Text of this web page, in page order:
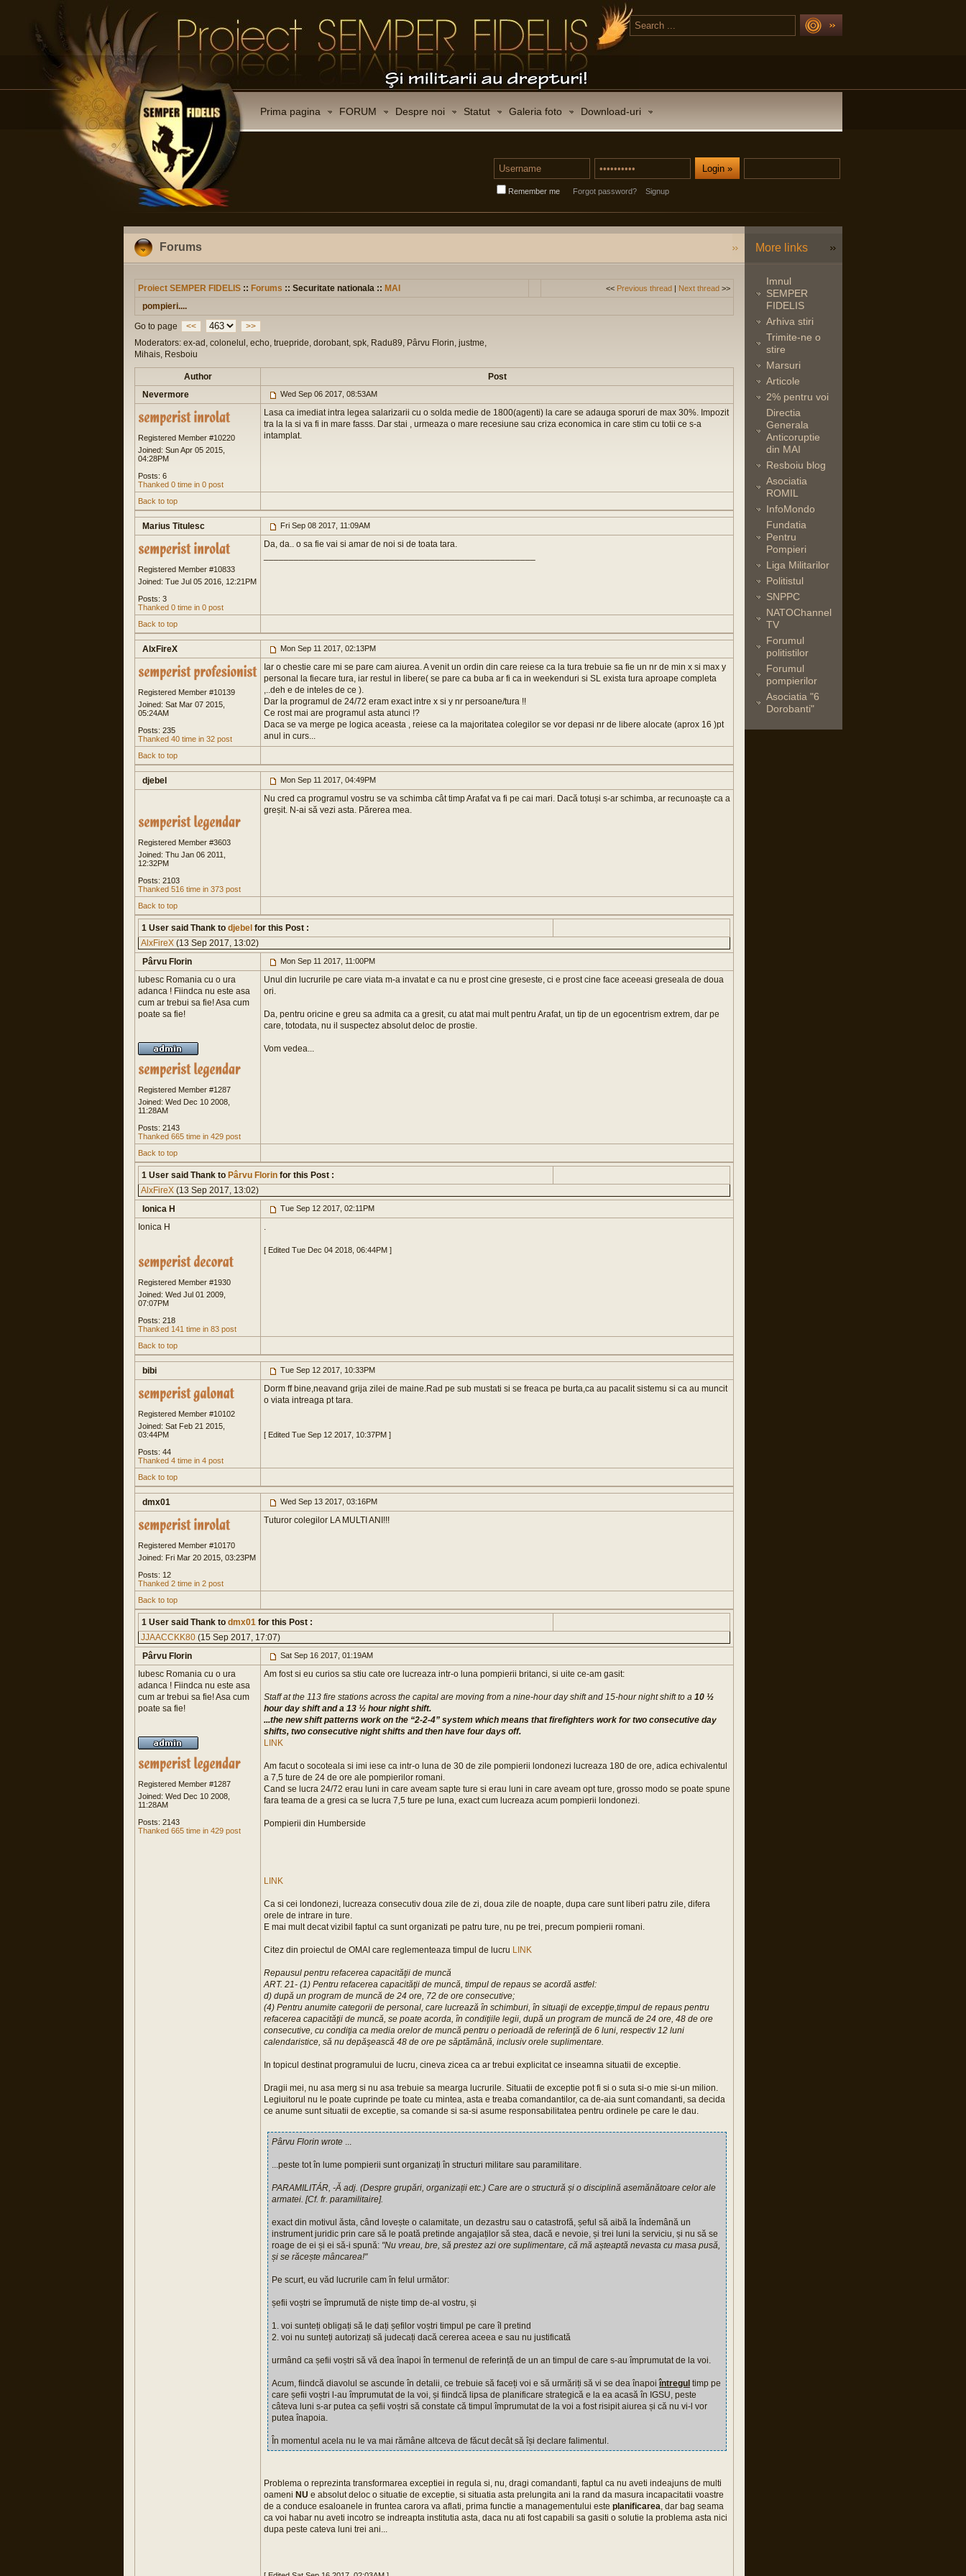
Prima pagina FORUM Despre noi Statut Galeria foto Download-uri
Remember me Forgot password? Signup
Forums
Proiect SEMPER FIDELIS :: Forums :: Securitate nationala :: MAI << Previous thread | Next thread >>
pompieri....
Go to page
<<
>>
Moderators: ex-ad, colonelul, echo, truepride, dorobant, spk, Radu89, Pârvu Florin, justme,
Mihais, Resboiu
Author
Post
Nevermore
Wed Sep 06 2017, 08:53AM
Registered Member #10220
Joined: Sun Apr 05 2015,
04:28PM
Posts: 6
Thanked 0 time in 0 post
Lasa ca imediat intra legea salarizarii cu o solda medie de 1800(agenti) la care se adauga sporuri de max 30%. Impozit
tra la la si va fi in mare fasss. Dar stai , urmeaza o mare recesiune sau criza economica in care stim cu totii ce s-a
intamplat.
Back to top
Marius Titulesc Fri Sep 08 2017, 11:09AM
Registered Member #10833
Joined: Tue Jul 05 2016, 12:21PM
Posts: 3
Thanked 0 time in 0 post
Da, da.. o sa fie vai si amar de noi si de toata tara.
Back to top
AlxFireX Mon Sep 11 2017, 02:13PM
Registered Member #10139
Joined: Sat Mar 07 2015,
05:24AM
Posts: 235
Thanked 40 time in 32 post
Iar o chestie care mi se pare cam aiurea. A venit un ordin din care reiese ca la tura trebuie sa fie un nr de min x si max y
personal la fiecare tura, iar restul in libere( se pare ca buba ar fi ca in weekenduri si SL exista tura aproape completa
,..deh e de inteles de ce ).
Dar la programul de 24/72 eram exact intre x si y nr persoane/tura !!
Ce rost mai are programul asta atunci !?
Daca se va merge pe logica aceasta , reiese ca la majoritatea colegilor se vor depasi nr de libere alocate (aprox 16 )pt
anul in curs...
Back to top
djebel Mon Sep 11 2017, 04:49PM
Registered Member #3603
Joined: Thu Jan 06 2011,
12:32PM
Posts: 2103
Thanked 516 time in 373 post
Nu cred ca programul vostru se va schimba cât timp Arafat va fi pe cai mari. Dacă totuși s-ar schimba, ar recunoaște ca a
greșit. N-ai să vezi asta. Părerea mea.
Back to top
1 User said Thank to djebel for this Post :
AlxFireX (13 Sep 2017, 13:02)
Pârvu Florin
Mon Sep 11 2017, 11:00PM
Iubesc Romania cu o ura
adanca ! Fiindca nu este asa
cum ar trebui sa fie! Asa cum
poate sa fie!
Registered Member #1287
Joined: Wed Dec 10 2008,
11:28AM
Posts: 2143
Thanked 665 time in 429 post
Unul din lucrurile pe care viata m-a invatat e ca nu e prost cine greseste, ci e prost cine face aceeasi greseala de doua
ori.
Da, pentru oricine e greu sa admita ca a gresit, cu atat mai mult pentru Arafat, un tip de un egocentrism extrem, dar pe
care, totodata, nu il suspectez absolut deloc de prostie.
Vom vedea...
Back to top
1 User said Thank to Pârvu Florin for this Post :
AlxFireX (13 Sep 2017, 13:02)
Ionica H
Tue Sep 12 2017, 02:11PM
Ionica H
Registered Member #1930
Joined: Wed Jul 01 2009,
07:07PM
Posts: 218
Thanked 141 time in 83 post
.
[ Edited Tue Dec 04 2018, 06:44PM ]
Back to top
bibi Tue Sep 12 2017, 10:33PM
Registered Member #10102
Joined: Sat Feb 21 2015,
03:44PM
Posts: 44
Thanked 4 time in 4 post
Dorm ff bine,neavand grija zilei de maine.Rad pe sub mustati si se freaca pe burta,ca au pacalit sistemu si ca au muncit
o viata intreaga pt tara.
[ Edited Tue Sep 12 2017, 10:37PM ]
Back to top
dmx01 Wed Sep 13 2017, 03:16PM
Registered Member #10170
Joined: Fri Mar 20 2015, 03:23PM
Posts: 12
Thanked 2 time in 2 post
Tuturor colegilor LA MULTI ANI!!!
Back to top
1 User said Thank to dmx01 for this Post :
JJAACCKK80 (15 Sep 2017, 17:07)
Pârvu Florin
Sat Sep 16 2017, 01:19AM
Iubesc Romania cu o ura
adanca ! Fiindca nu este asa
cum ar trebui sa fie! Asa cum
poate sa fie!
Registered Member #1287
Joined: Wed Dec 10 2008,
11:28AM
Posts: 2143
Thanked 665 time in 429 post
Am fost si eu curios sa stiu cate ore lucreaza intr-o luna pompierii britanci, si uite ce-am gasit:
Staff at the 113 fire stations across the capital are moving from a nine-hour day shift and 15-hour night shift to a 10 ½
hour day shift and a 13 ½ hour night shift.
...the new shift patterns work on the “2-2-4” system which means that firefighters work for two consecutive day
shifts, two consecutive night shifts and then have four days off.
LINK
Am facut o socoteala si imi iese ca intr-o luna de 30 de zile pompierii londonezi lucreaza 180 de ore, adica echivalentul
a 7,5 ture de 24 de ore ale pompierilor romani.
Cand se lucra 24/72 erau luni in care aveam sapte ture si erau luni in care aveam opt ture, grosso modo se poate spune
fara teama de a gresi ca se lucra 7,5 ture pe luna, exact cum lucreaza acum pompierii londonezi.
Pompierii din Humberside
LINK
Ca si cei londonezi, lucreaza consecutiv doua zile de zi, doua zile de noapte, dupa care sunt liberi patru zile, difera
orele de intrare in ture.
E mai mult decat vizibil faptul ca sunt organizati pe patru ture, nu pe trei, precum pompierii romani.
Citez din proiectul de OMAI care reglementeaza timpul de lucru LINK
Repausul pentru refacerea capacităţii de muncă
ART. 21- (1) Pentru refacerea capacităţii de muncă, timpul de repaus se acordă astfel:
d) după un program de muncă de 24 ore, 72 de ore consecutive;
(4) Pentru anumite categorii de personal, care lucrează în schimburi, în situaţii de excepţie,timpul de repaus pentru
refacerea capacităţii de muncă, se poate acorda, în condiţiile legii, după un program de muncă de 24 ore, 48 de ore
consecutive, cu condiţia ca media orelor de muncă pentru o perioadă de referinţă de 6 luni, respectiv 12 luni
calendaristice, să nu depăşească 48 de ore pe săptămână, inclusiv orele suplimentare.
In topicul destinat programului de lucru, cineva zicea ca ar trebui explicitat ce inseamna situatii de exceptie.
Dragii mei, nu asa merg si nu asa trebuie sa mearga lucrurile. Situatii de exceptie pot fi si o suta si-o mie si-un milion.
Legiuitorul nu le poate cuprinde pe toate cu mintea, asta e treaba comandantilor, ca de-aia sunt comandanti, sa decida
ce anume sunt situatii de exceptie, sa comande si sa-si asume responsabilitatea pentru ordinele pe care le dau.
Pârvu Florin wrote ...
...peste tot în lume pompierii sunt organizați în structuri militare sau paramilitare.
PARAMILITÁR, -Ă adj. (Despre grupări, organizații etc.) Care are o structură și o disciplină asemănătoare celor ale
armatei. [Cf. fr. paramilitaire].
exact din motivul ăsta, când lovește o calamitate, un dezastru sau o catastrofă, șeful să aibă la îndemână un
instrument juridic prin care să le poată pretinde angajaților să stea, dacă e nevoie, și trei luni la serviciu, și nu să se
roage de ei și ei să-i spună: "Nu vreau, bre, să prestez azi ore suplimentare, că mă așteaptă nevasta cu masa pusă,
și se răcește mâncarea!"
Pe scurt, eu văd lucrurile cam în felul următor:
șefii voștri se împrumută de niște timp de-al vostru, și
1. voi sunteți obligați să le dați șefilor voștri timpul pe care îl pretind
2. voi nu sunteți autorizați să judecați dacă cererea aceea e sau nu justificată
urmând ca șefii voștri să vă dea înapoi în termenul de referință de un an timpul de care s-au împrumutat de la voi.
Acum, fiindcă diavolul se ascunde în detalii, ce trebuie să faceți voi e să urmăriți să vi se dea înapoiîntregul timp pe
care șefii voștri l-au împrumutat de la voi, și fiindcă lipsa de planificare strategică e la ea acasă în IGSU, peste
câteva luni s-ar putea ca șefii voștri să constate că timpul împrumutat de la voi a fost risipit aiurea și că nu vi-l vor
putea înapoia.
În momentul acela nu le va mai rămâne altceva de făcut decât să își declare falimentul.
Problema o reprezinta transformarea exceptiei in regula si, nu, dragi comandanti, faptul ca nu aveti indeajuns de multi
oameni NU e absolut deloc o situatie de exceptie, si situatia asta prelungita ani la rand da masura incapacitatii voastre
de a conduce esaloanele in fruntea carora va aflati, prima functie a managementului este planificarea, dar bag seama
ca voi habar nu aveti incotro se indreapta institutia asta, daca nu ati fost capabili sa gasiti o solutie la problema asta nici
dupa peste cateva luni trei ani...
More links
Imnul
SEMPER
FIDELIS
Arhiva stiri
Trimite-ne o
stire
Marsuri
Articole
2% pentru voi
Directia
Generala
Anticoruptie
din MAI
Resboiu blog
Asociatia
ROMIL
InfoMondo
Fundatia
Pentru
Pompieri
Liga Militarilor
Politistul
SNPPC
NATOChannel
TV
Forumul
politistilor
Forumul
pompierilor
Asociatia "6
Dorobanti"